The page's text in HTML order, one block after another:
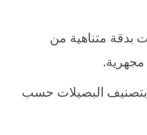
بدقة متناهية من
مجهرية.
بتصنيف البصيلات حسب